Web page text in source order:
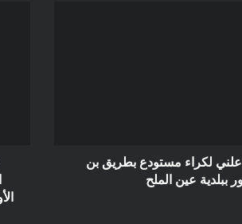
لكراء مستودع بطريق بن
ببلدية عين الملح
02